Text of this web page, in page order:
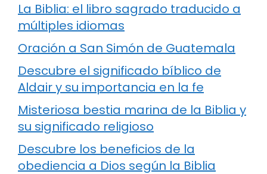
La Biblia: el libro sagrado traducido a
múltiples idiomas
Oración a San Simón de Guatemala
Descubre el significado bíblico de
Aldair y su importancia en la fe
Misteriosa bestia marina de la Biblia y
su significado religioso
Descubre los beneficios de la
obediencia a Dios según la Biblia